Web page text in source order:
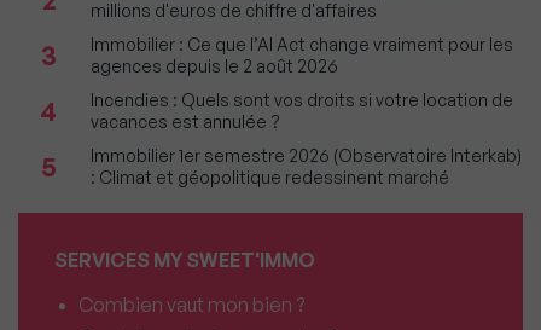
millions d'euros de chiffre d'affaires
3
Immobilier : Ce que l’AI Act change vraiment pour les
agences depuis le 2 août 2026
4
Incendies : Quels sont vos droits si votre location de
vacances est annulée ?
5
Immobilier 1er semestre 2026 (Observatoire Interkab)
: Climat et géopolitique redessinent marché
SERVICES MY SWEET'IMMO
Combien vaut mon bien ?